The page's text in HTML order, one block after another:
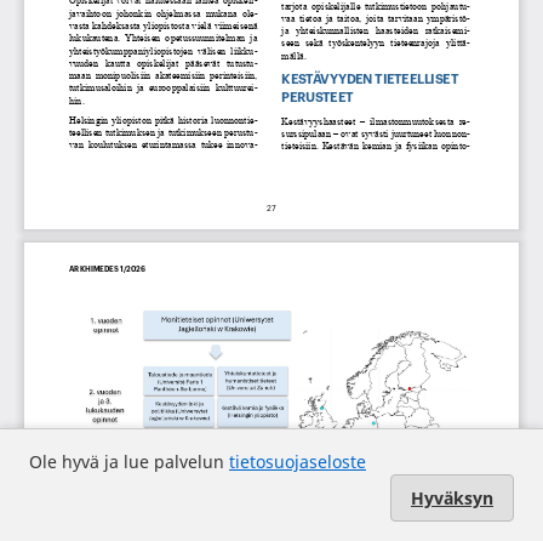
Ole hyvä ja lue palvelun tietosuojaseloste
Hyväksyn